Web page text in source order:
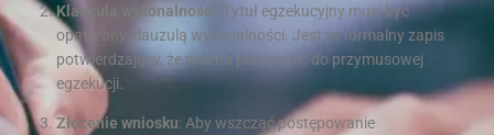
Klauzula wykonalności: Tytuł egzekucyjny musi być
opatrzony klauzulą wykonalności. Jest to formalny zapis
potwierdzający, że można przystąpić do przymusowej
egzekucji.
Złożenie wniosku: Aby wszcząć postępowanie